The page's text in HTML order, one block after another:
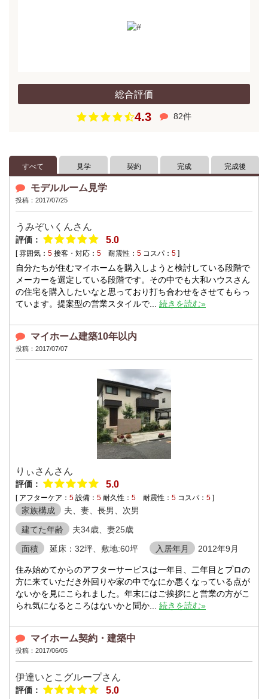
総合評価
4.3 82件
すべて 見学 契約 完成 完成後
モデルルーム見学
投稿：2017/07/25
うみぞいくんさん
評価： 5.0
[ 雰囲気： 5 接客・対応： 5 耐震性： 5 コスパ： 5 ]
自分たちが住むマイホームを購入しようと検討している段階で
メーカーを選定している段階です。その中でも大和ハウスさん
の住宅を購入したいなと思っており打ち合わせをさせてもらっ
ています。提案型の営業スタイルで... 続きを読む»
マイホーム建築10年以内
投稿：2017/07/07
りぃさんさん
評価： 5.0
[ アフターケア： 5 設備： 5 耐久性： 5 耐震性： 5 コスパ： 5 ]
家族構成
夫、妻、長男、次男
建てた年齢
夫34歳、妻25歳
面積
延床：32坪、敷地:60坪 入居年月 2012年9月
住み始めてからのアフターサービスは一年目、二年目とプロの
方に来ていただき外回りや家の中でなにか悪くなっている点が
ないかを見にこられました。年末にはご挨拶にと営業の方がこ
られ気になるところはないかと聞か... 続きを読む»
マイホーム契約・建築中
投稿：2017/06/05
伊達いとこグループさん
評価： 5.0